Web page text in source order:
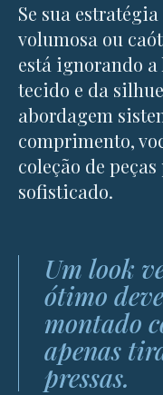
Se sua
volumosa ou
está ignorando
tecido e da
abordagem
comprimento,
coleção de
sofisticado.
Um look
ótimo
montado
apenas
pressas.